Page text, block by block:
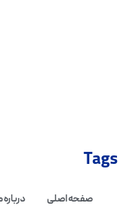
Tags
صفحه اصلی درباره